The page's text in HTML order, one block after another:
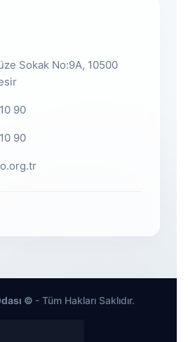
Sokak No:9A, 10500
90
90
© - Tüm Hakları Saklıdır.